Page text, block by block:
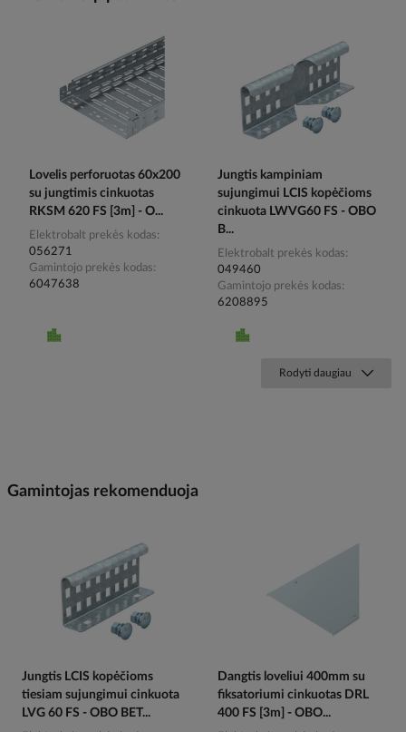
Lovelis perforuotas 60x200
su jungtimis cinkuotas
RKSM 620 FS [3m] - O...
Elektrobalt prekės kodas
056271
Gamintojo prekės kodas
6047638
Jungtis kampiniam
sujungimui LCIS kopėčioms
cinkuota LWVG60 FS - OBO
B...
Elektrobalt prekės kodas
049460
Gamintojo prekės kodas
6208895
Rodyti daugiau
Gamintojas rekomenduoja
Jungtis LCIS kopėčioms
tiesiam sujungimui cinkuota
LVG 60 FS - OBO BET...
Dangtis loveliui 400mm su
fiksatoriumi cinkuotas DRL
400 FS [3m] - OBO...